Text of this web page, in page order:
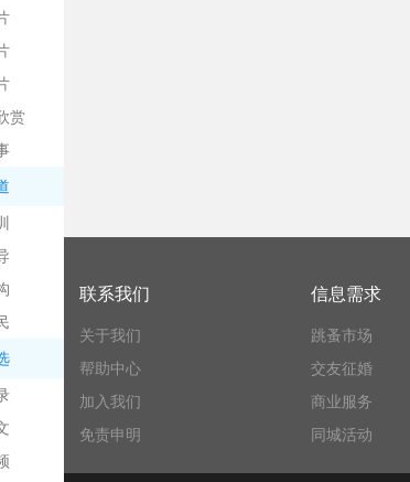
赏
台
联系我们
关于我们
帮助中心
加入我们
免责申明
信息需求
跳蚤市场
交友征婚
商业服务
同城活动